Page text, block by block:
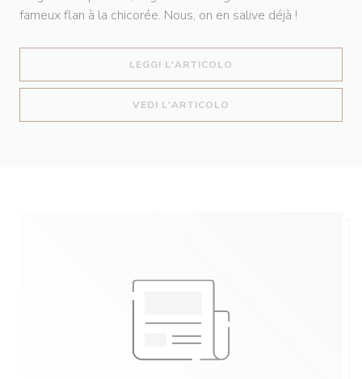
fameux flan à la chicorée. Nous, on en salive déjà !
LEGGI L'ARTICOLO
VEDI L'ARTICOLO